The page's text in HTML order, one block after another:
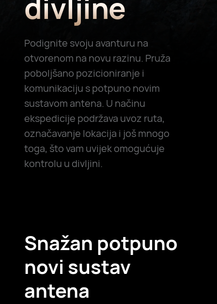
Podignite svoju avanturu na
otvorenom na novu razinu. Pruža
poboljšano pozicioniranje i
komunikaciju s potpuno novim
sustavom antena. U načinu
ekspedicije podržava uvoz ruta,
označavanje lokacija i još mnogo
toga, što vam uvijek omogućuje
kontrolu u divljini.
Snažan potpuno
novi sustav
antena